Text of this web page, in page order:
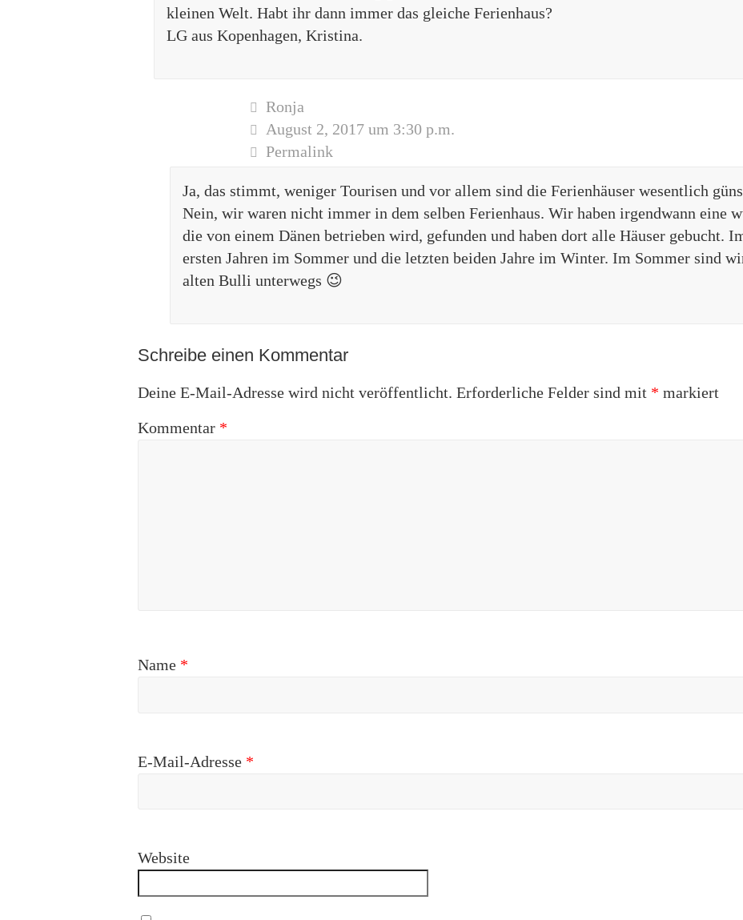
kleinen Welt. Habt ihr dann immer das gleiche Ferienhaus?
LG aus Kopenhagen, Kristina.
Ronja
August 2, 2017 um 3:30 p.m.
Permalink
Ja, das stimmt, weniger Tourisen und vor allem sind die Ferienhäuser wesentlich
Nein, wir waren nicht immer in dem selben Ferienhaus. Wir haben irgendwann eine
die von einem Dänen betrieben wird, gefunden und haben dort alle Häuser gebucht.
ersten Jahren im Sommer und die letzten beiden Jahre im Winter. Im Sommer sind
alten Bulli unterwegs 😉
Schreibe einen Kommentar
Deine E-Mail-Adresse wird nicht veröffentlicht. Erforderliche Felder sind mit * markiert
Kommentar *
Name *
E-Mail-Adresse *
Website